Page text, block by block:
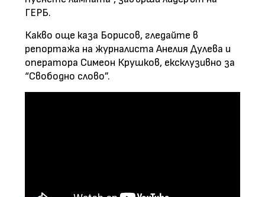
ГЕРБ.
Какво още каза Борисов, гледайте в
репортажа на журналиста Анелия Дулева и
оператора Симеон Крушков, ексклузивно за
“Свободно слово”.